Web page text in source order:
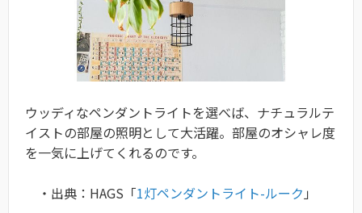
ウッディなペンダントライトを選べば、ナチュラルテ
イストの部屋の照明として大活躍。部屋のオシャレ度
を一気に上げてくれるのです。
・出典：HAGS「1灯ペンダントライト-ルーク 」